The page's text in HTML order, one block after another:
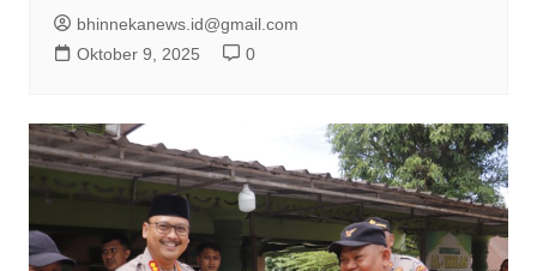
bhinnekanews.id@gmail.com
Oktober 9, 2025
0